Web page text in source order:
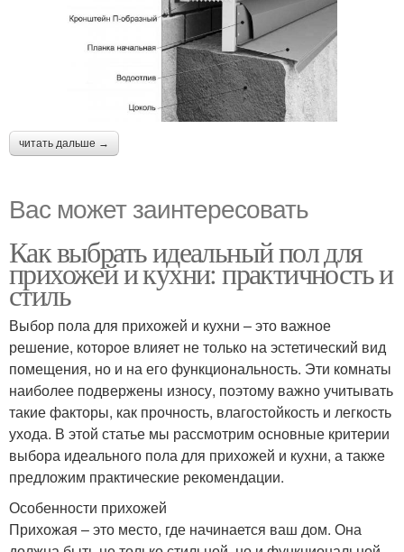
читать дальше →
Вас может заинтересовать
Как выбрать идеальный пол для
прихожей и кухни: практичность и
стиль
Выбор пола для прихожей и кухни – это важное
решение, которое влияет не только на эстетический вид
помещения, но и на его функциональность. Эти комнаты
наиболее подвержены износу, поэтому важно учитывать
такие факторы, как прочность, влагостойкость и легкость
ухода. В этой статье мы рассмотрим основные критерии
выбора идеального пола для прихожей и кухни, а также
предложим практические рекомендации.
Особенности прихожей
Прихожая – это место, где начинается ваш дом. Она